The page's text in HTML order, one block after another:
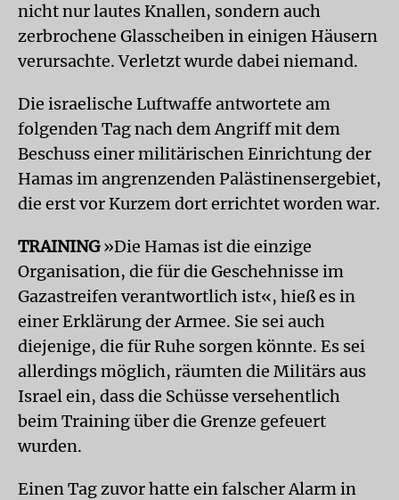
nicht nur lautes Knallen, sondern auch
zerbrochene Glasscheiben in einigen Häusern
verursachte. Verletzt wurde dabei niemand.
Die israelische Luftwaffe antwortete am
folgenden Tag nach dem Angriff mit dem
Beschuss einer militärischen Einrichtung der
Hamas im angrenzenden Palästinensergebiet,
die erst vor Kurzem dort errichtet worden war.
TRAINING»Die Hamas ist die einzige
Organisation, die für die Geschehnisse im
Gazastreifen verantwortlich ist«, hieß es in
einer Erklärung der Armee. Sie sei auch
diejenige, die für Ruhe sorgen könnte. Es sei
allerdings möglich, räumten die Militärs aus
Israel ein, dass die Schüsse versehentlich
beim Training über die Grenze gefeuert
wurden.
Einen Tag zuvor hatte ein falscher Alarm in